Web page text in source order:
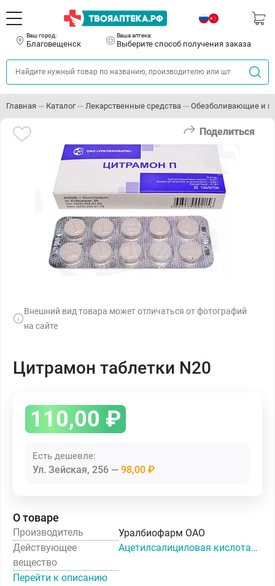
Ваш город:
Благовещенск
Ваша аптека:
Выберите способ получения заказа
Главная Каталог Лекарственные средства Обезболивающие и
Поделиться
Внешний вид товара может отличаться от фотографий
на сайте
Цитрамон таблетки N20
110,00 ₽
Есть дешевле:
Ул. Зейская, 256 98,00 ₽
О товаре
Производитель
Уралбиофарм ОАО
Действующее
вещество
Ацетилсалициловая кислота+Кофеин+Парацетамол
Перейти к описанию